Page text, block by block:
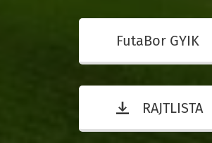
FutaBor GYIK
RAJTLISTA